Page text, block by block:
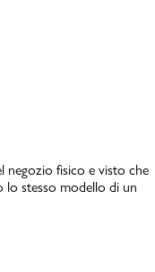
negozio fisico e visto che
lo stesso modello di un